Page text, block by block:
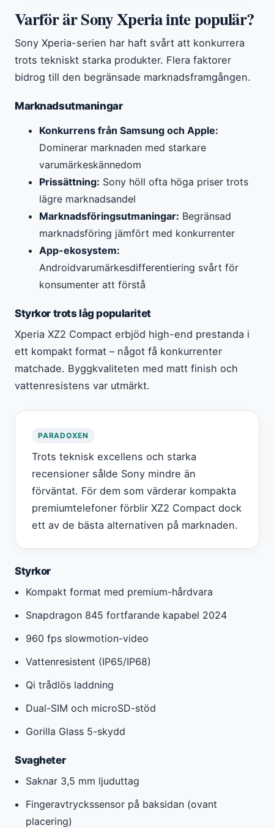
Varför är Sony Xperia inte populär?
Sony Xperia-serien har haft svårt att konkurrera
trots tekniskt starka produkter. Flera faktorer
bidrog till den begränsade marknadsframgången.
Marknadsutmaningar
Konkurrens från Samsung och Apple:
Dominerar marknaden med starkare
varumärkeskännedom
Prissättning: Sony höll ofta höga priser trots
lägre marknadsandel
Marknadsföringsutmaningar: Begränsad
marknadsföring jämfört med konkurrenter
App-ekosystem:
Androidvarumärkesdifferentiering svårt för
konsumenter att förstå
Styrkor trots låg popularitet
Xperia XZ2 Compact erbjöd high-end prestanda i
ett kompakt format – något få konkurrenter
matchade. Byggkvaliteten med matt finish och
vattenresistens var utmärkt.
PARADOXEN
Trots teknisk excellens och starka
recensioner sålde Sony mindre än
förväntat. För dem som värderar kompakta
premiumtelefoner förblir XZ2 Compact dock
ett av de bästa alternativen på marknaden.
Styrkor
Kompakt format med premium-hårdvara
Snapdragon 845 fortfarande kapabel 2024
960 fps slowmotion-video
Vattenresistent (IP65/IP68)
Qi trådlös laddning
Dual-SIM och microSD-stöd
Gorilla Glass 5-skydd
Svagheter
Saknar 3,5 mm ljuduttag
Fingeravtryckssensor på baksidan (ovant
placering)